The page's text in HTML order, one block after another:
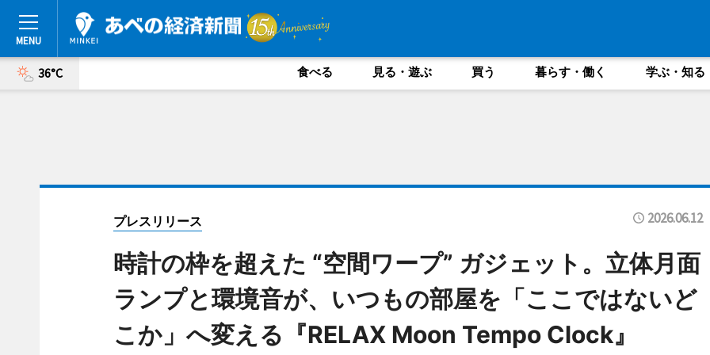
36°C 食べる 見る・遊ぶ 買う 暮らす・働く 学ぶ・知る
プレスリリース 2026.06.12
時計の枠を超えた “空間ワープ” ガジェット。立体月面
ランプと環境音が、いつもの部屋を「ここではないど
こか」へ変える『RELAX Moon Tempo Clock』